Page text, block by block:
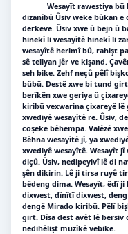
Wesayît rawestiya bû
dizanîbû Ûsiv weke bûkan
derkeve. Ûsiv xwe û bejn û
hinekî li wesayîtê hinekî li
wesayîtê herimî bû, rahişt
sê teliyan jêr ve kişand.
seh bike. Zehf neçû pêlî
bûbû. Destê xwe bi tund
berîkên xwe geriya û
kiribû vexwarina çixareyê lê
xwediyê wesayîtê re. Ûsiv,
coşeke bêhempa. Valêzê
Bêhna wesayîtê jî, ya
xwediyê wesayîtê. Wesayît
diçû. Ûsiv, nedipeyivî lê di
şên dikirin. Lê ji tirsa ruyê
bêdeng dima. Wesayît, êdî
dixwest, dînîtî dixwest,
dengê Mirado kiribû. Pêlî
girt. Dîsa dest avêt lê bersiv
nedihêlişt muzîkê vebike.